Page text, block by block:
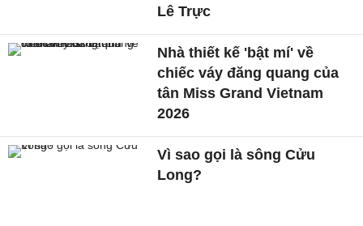
Lê Trực
Nhà thiết kế 'bật mí' về
chiếc váy đăng quang của
tân Miss Grand Vietnam
2026
Vì sao gọi là sông Cửu
Long?